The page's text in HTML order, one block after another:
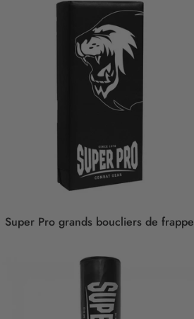
Super Pro grands boucliers de frappe